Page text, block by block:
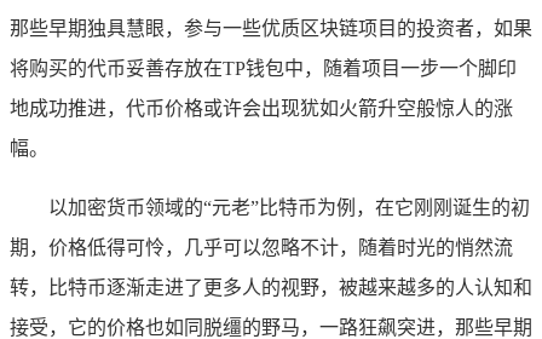
那些早期独具慧眼，参与一些优质区块链项目的投资者，如果
将购买的代币妥善存放在TP钱包中，随着项目一步一个脚印
地成功推进，代币价格或许会出现犹如火箭升空般惊人的涨
幅。
以加密货币领域的“元老”比特币为例，在它刚刚诞生的初
期，价格低得可怜，几乎可以忽略不计，随着时光的悄然流
转，比特币逐渐走进了更多人的视野，被越来越多的人认知和
接受，它的价格也如同脱缰的野马，一路狂飙突进，那些早期